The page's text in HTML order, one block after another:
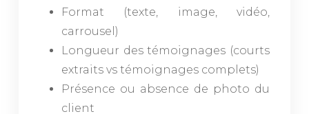
Format (texte, image, vidéo,
carrousel)
Longueur des témoignages (courts
extraits vs témoignages complets)
Présence ou absence de photo du
client